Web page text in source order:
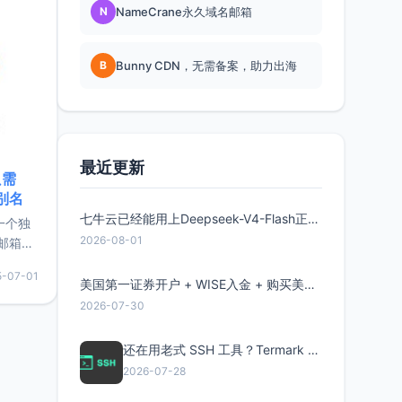
名
个独
箱等
较有
惠的
07-01
N NameCrane永久域名邮箱
B Bunny CDN，无需备案，助力出海
最近更新
七牛云已经能用上Deepseek-V4-Flash正式版了，点此领取300万Token
2026-08-01
美国第一证券开户 + WISE入金 + 购买美股全流程分享
2026-07-30
还在用老式 SSH 工具？Termark 新一代跨平台智能SSH客户端了解一下
2026-07-28